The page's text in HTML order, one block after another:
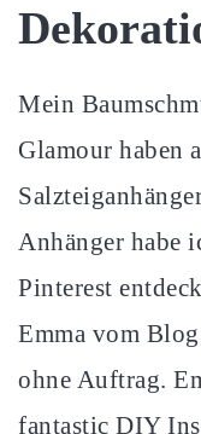
Mein
Glamour haben
Anhänger habe
Pinterest
Emma vom Blog
ohne Auftrag.
fantastic DIY